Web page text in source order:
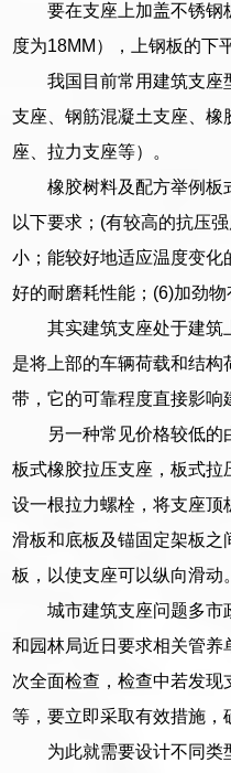
要在支座上加盖不锈钢
度为18MM），上钢板的下
我国目前常用建筑支座
支座、钢筋混凝土支座、橡
座、拉力支座等）。
橡胶树料及配方举例板
以下要求；(有较高的抗压
小；能较好地适应温度变化
好的耐磨耗性能；(6)加劲物
其实建筑支座处于建筑
是将上部的车辆荷载和结构
带，它的可靠程度直接影响
另一种常见价格较低的
板式橡胶拉压支座，板式
设一根拉力螺栓，将支座
滑板和底板及锚固定架板
板，以使支座可以纵向滑动。
城市建筑支座问题多市
和园林局近日要求相关管养
次全面检查，检查中若发
等，要立即采取有效措施，
为此就需要设计不同类